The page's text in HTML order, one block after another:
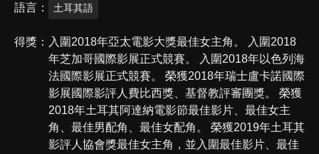
語言 土耳其語
得獎
入圍2018年亞太電影大獎最佳女主角。 入圍2018
年芝加哥國際影展正式競賽。 入圍2018年以色列海
法國際影展正式競賽。 榮獲2018年瑞士盧卡諾國際
影展國際影評人費比西獎、基督教評審團獎。 榮獲
2018年土耳其阿達納電影節最佳影片、最佳女主
角、最佳男配角、最佳女配角。 榮獲2019年土耳其
影評人協會獎最佳女主角，並入圍最佳影片、最佳